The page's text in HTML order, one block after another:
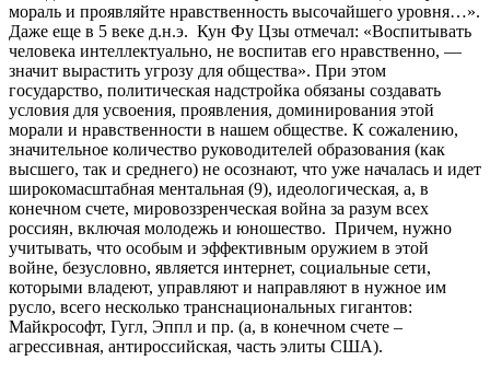
мораль и проявляйте нравственность высочайшего уровня…».
Даже еще в 5 веке д.н.э. Кун Фу Цзы отмечал: «Воспитывать
человека интеллектуально, не воспитав его нравственно, —
значит вырастить угрозу для общества». При этом
государство, политическая надстройка обязаны создавать
условия для усвоения, проявления, доминирования этой
морали и нравственности в нашем обществе. К сожалению,
значительное количество руководителей образования (как
высшего, так и среднего) не осознают, что уже началась и идет
широкомасштабная ментальная (9), идеологическая, а, в
конечном счете, мировоззренческая война за разум всех
россиян, включая молодежь и юношество. Причем, нужно
учитывать, что особым и эффективным оружием в этой
войне, безусловно, является интернет, социальные сети,
которыми владеют, управляют и направляют в нужное им
русло, всего несколько транснациональных гигантов:
Майкрософт, Гугл, Эппл и пр. (а, в конечном счете –
агрессивная, антироссийская, часть элиты США).